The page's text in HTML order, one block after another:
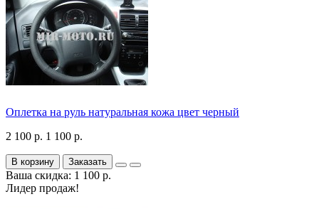
Оплетка на руль натуральная кожа цвет черный
2 100 р. 1 100 р.
В корзину Заказать
Ваша скидка: 1 100 р.
Лидер продаж!